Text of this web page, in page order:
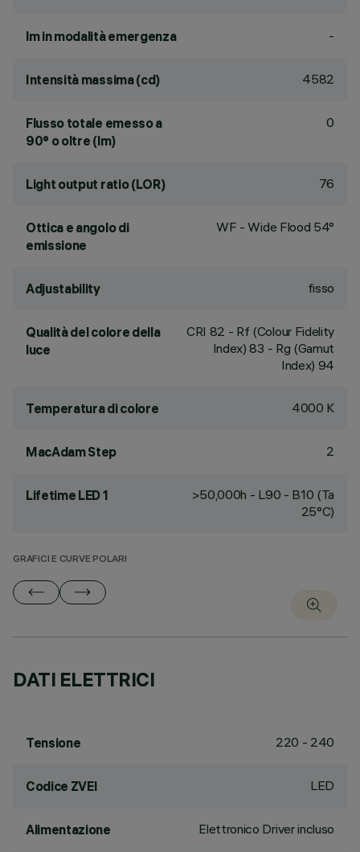
lm in modalità emergenza -
Intensità massima (cd) 4582
Flusso totale emesso a
90° o oltre (lm)
0
Light output ratio (LOR) 76
Ottica e angolo di
emissione
WF - Wide Flood 54°
Adjustability fisso
Qualità del colore della
luce
CRI 82 - Rf (Colour Fidelity
Index) 83 - Rg (Gamut
Index) 94
Temperatura di colore 4000 K
MacAdam Step 2
Lifetime LED 1
>50,000h - L90 - B10 (Ta
25°C)
GRAFICI E CURVE POLARI
DATI ELETTRICI
Tensione 220 - 240
Codice ZVEI LED
Alimentazione Elettronico Driver incluso